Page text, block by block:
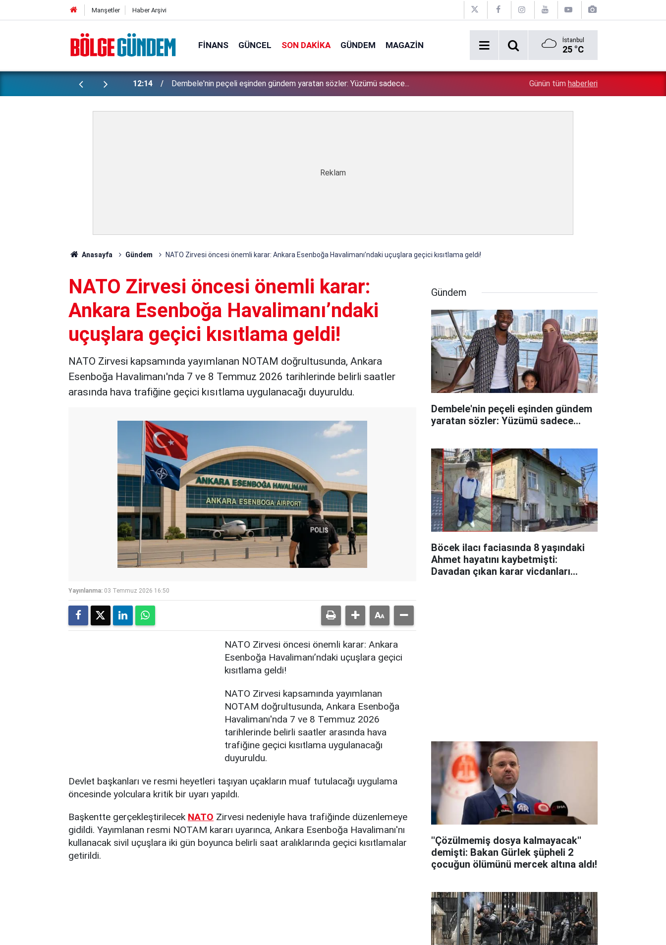
Manşetler Haber Arşivi
FINANS GÜNCEL SON DAKIKA GÜNDEM MAGAZIN İstanbul
25 °C
sözler: Yüzümü sadece... 11:58
Böcek ilacı faciasında 8 yaşındaki Ahmet hayatını kaybetmişti: Davadan çıkan
karar vicdanları sızlattı!
''Çözülmemiş dosya kalmayacak'' demişti: Bakan
ölümünü mercek altına aldı!
Günün tüm haberleri
Anasayfa Gündem NATO Zirvesi öncesi önemli karar: Ankara Esenboğa Havalimanı’ndaki uçuşlara geçici kısıtlama geldi!
NATO Zirvesi öncesi önemli karar:
Ankara Esenboğa Havalimanı’ndaki
uçuşlara geçici kısıtlama geldi!
NATO Zirvesi kapsamında yayımlanan NOTAM doğrultusunda, Ankara
Esenboğa Havalimanı'nda 7 ve 8 Temmuz 2026 tarihlerinde belirli saatler
arasında hava trafiğine geçici kısıtlama uygulanacağı duyuruldu.
Yayınlanma: 03 Temmuz 2026 16:50
NATO Zirvesi öncesi önemli karar: Ankara
Esenboğa Havalimanı’ndaki uçuşlara geçici
kısıtlama geldi!
NATO Zirvesi kapsamında yayımlanan
NOTAM doğrultusunda, Ankara Esenboğa
Havalimanı'nda 7 ve 8 Temmuz 2026
tarihlerinde belirli saatler arasında hava
trafiğine geçici kısıtlama uygulanacağı
duyuruldu.
Devlet başkanları ve resmi heyetleri taşıyan uçakların muaf tutulacağı uygulama
öncesinde yolculara kritik bir uyarı yapıldı.
Başkentte gerçekleştirilecek NATO Zirvesi nedeniyle hava trafiğinde düzenlemeye
gidildi. Yayımlanan resmi NOTAM kararı uyarınca, Ankara Esenboğa Havalimanı'nı
kullanacak sivil uçuşlara iki gün boyunca belirli saat aralıklarında geçici kısıtlamalar
getirildi.
Gündem
Dembele'nin peçeli eşinden gündem
yaratan sözler: Yüzümü sadece...
Böcek ilacı faciasında 8 yaşındaki
Ahmet hayatını kaybetmişti:
Davadan çıkan karar vicdanları
''Çözülmemiş dosya kalmayacak''
demişti: Bakan Gürlek şüpheli 2
çocuğun ölümünü mercek altına aldı!